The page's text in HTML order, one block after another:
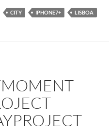
CITY IPHONE7+ LISBOA